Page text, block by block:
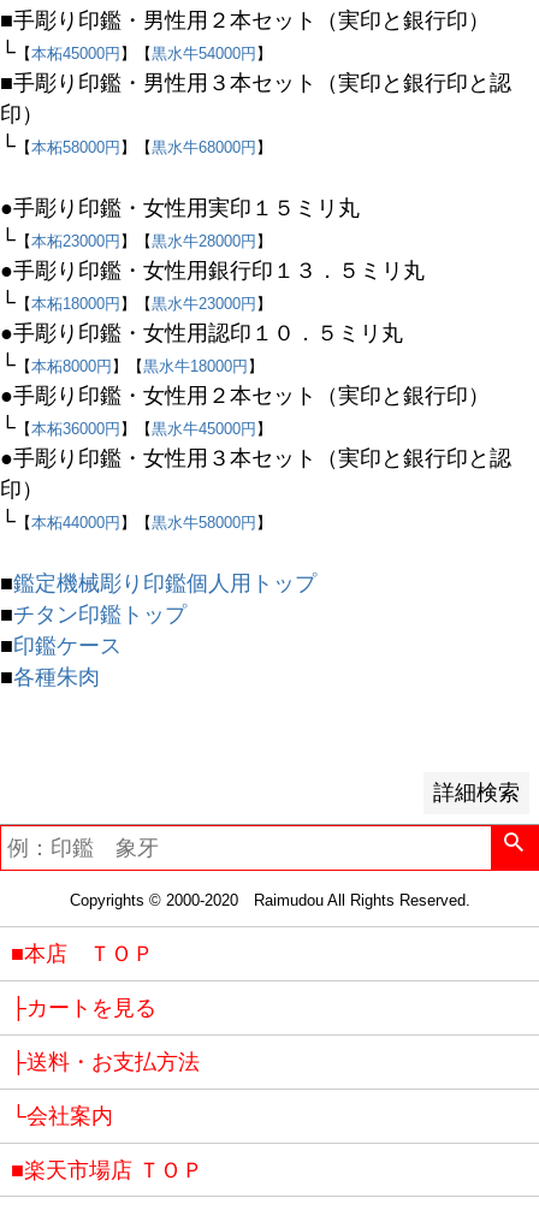
■手彫り印鑑・男性用２本セット（実印と銀行印）
└ 【本柘45000円 】【黒水牛54000円 】
■手彫り印鑑・男性用３本セット（実印と銀行印と認
印）
└ 【本柘58000円 】【黒水牛68000円 】
●手彫り印鑑・女性用実印１５ミリ丸
└ 【本柘23000円 】【黒水牛28000円 】
●手彫り印鑑・女性用銀行印１３．５ミリ丸
└ 【本柘18000円 】【黒水牛23000円 】
●手彫り印鑑・女性用認印１０．５ミリ丸
└ 【本柘8000円 】【黒水牛18000円 】
●手彫り印鑑・女性用２本セット（実印と銀行印）
└ 【本柘36000円 】【黒水牛45000円 】
●手彫り印鑑・女性用３本セット（実印と銀行印と認
印）
└ 【本柘44000円 】【黒水牛58000円 】
■鑑定機械彫り印鑑個人用トップ
■チタン印鑑トップ
■印鑑ケース
■各種朱肉
詳細検索
再入荷
翌日発送
在庫なし商品
バンドル販売
予約商品
予約商品のみを表示
並び順
価格が安い順
価格が高い順
優先度順
レビュー順
キーワードヒット順
Copyrights © 2000-2020 Raimudou All Rights Reserved.
■本店 ＴＯＰ
├カートを見る
├送料・お支払方法
└会社案内
■楽天市場店 ＴＯＰ